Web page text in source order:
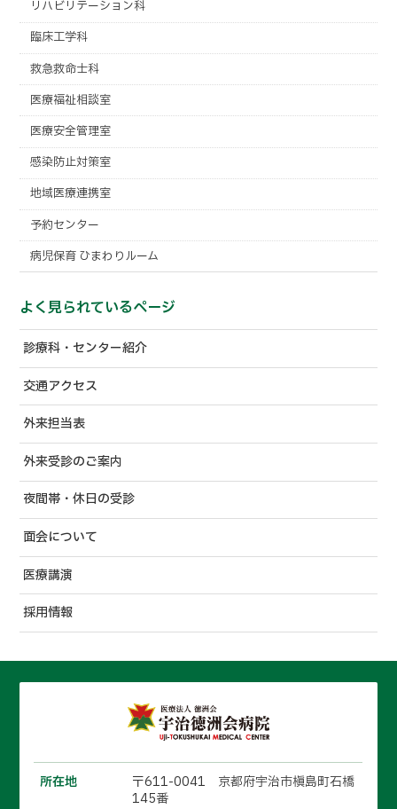
リハビリテーション科
臨床工学科
救急救命士科
医療福祉相談室
医療安全管理室
感染防止対策室
地域医療連携室
予約センター
病児保育 ひまわりルーム
よく見られているページ
診療科・センター紹介
交通アクセス
外来担当表
外来受診のご案内
夜間帯・休日の受診
面会について
医療講演
採用情報
所在地
〒611-0041 京都府宇治市槇島町石橋
145番